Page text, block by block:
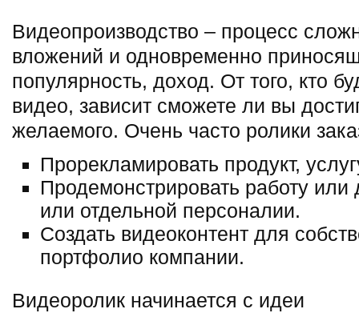
Видеопроизводство – процесс
вложений и одновременно
популярность, доход. От того, кто
видео, зависит сможете ли вы
желаемого. Очень часто ролики
Прорекламировать продукт,
Продемонстрировать работу
или отдельной персоналии.
Создать видеоконтент для
портфолио компании.
Видеоролик начинается с идеи